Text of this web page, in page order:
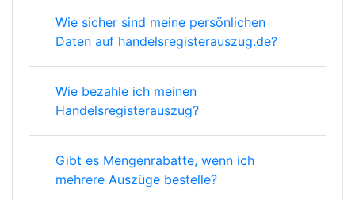
Wie sicher sind meine persönlichen
Daten auf handelsregisterauszug.de?
Wie bezahle ich meinen
Handelsregisterauszug?
Gibt es Mengenrabatte, wenn ich
mehrere Auszüge bestelle?